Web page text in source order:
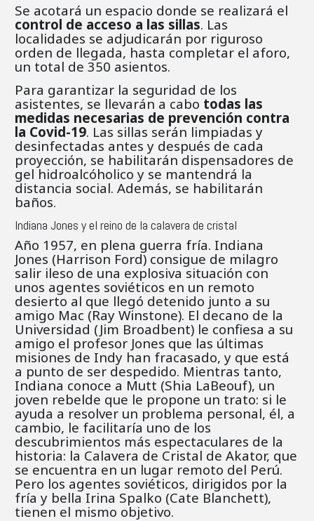
Se acotará un espacio donde se realizará el
control de acceso a las sillas. Las
localidades se adjudicarán por riguroso
orden de llegada, hasta completar el aforo,
un total de 350 asientos.
Para garantizar la seguridad de los
asistentes, se llevarán a cabo todas las
medidas necesarias de prevención contra
la Covid-19. Las sillas serán limpiadas y
desinfectadas antes y después de cada
proyección, se habilitarán dispensadores de
gel hidroalcóholico y se mantendrá la
distancia social. Además, se habilitarán
baños.
Indiana Jones y el reino de la calavera de cristal
Año 1957, en plena guerra fría. Indiana
Jones (Harrison Ford) consigue de milagro
salir ileso de una explosiva situación con
unos agentes soviéticos en un remoto
desierto al que llegó detenido junto a su
amigo Mac (Ray Winstone). El decano de la
Universidad (Jim Broadbent) le confiesa a su
amigo el profesor Jones que las últimas
misiones de Indy han fracasado, y que está
a punto de ser despedido. Mientras tanto,
Indiana conoce a Mutt (Shia LaBeouf), un
joven rebelde que le propone un trato: si le
ayuda a resolver un problema personal, él, a
cambio, le facilitaría uno de los
descubrimientos más espectaculares de la
historia: la Calavera de Cristal de Akator, que
se encuentra en un lugar remoto del Perú.
Pero los agentes soviéticos, dirigidos por la
fría y bella Irina Spalko (Cate Blanchett),
tienen el mismo objetivo.